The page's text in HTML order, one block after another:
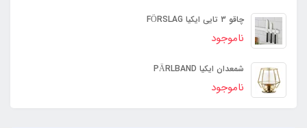
چاقو 3 تایی ایکیا FÖRSLAG
ناموجود
شمعدان ایکیا PÄRLBAND
ناموجود